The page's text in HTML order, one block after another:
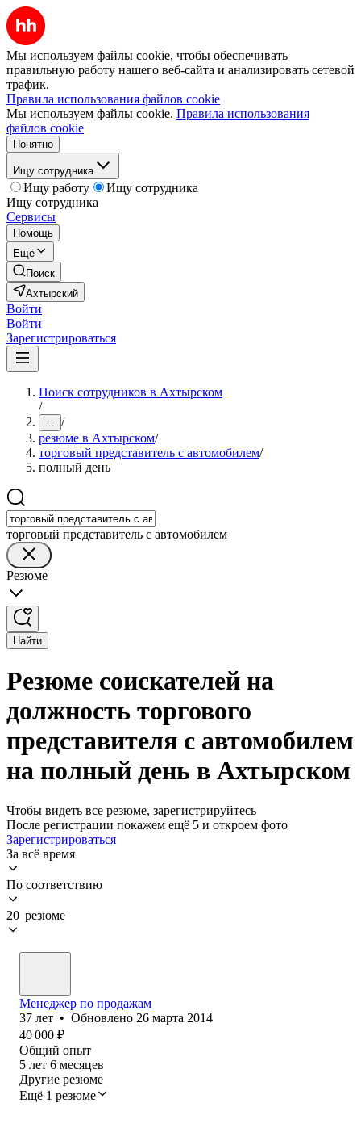
Мы используем файлы cookie, чтобы обеспечивать
правильную работу нашего веб-сайта и анализировать сетевой
трафик.
Правила использования файлов cookie
Мы используем файлы cookie. Правила использования
файлов cookie
Понятно
Ищу сотрудника
Ищу работу
Ищу сотрудника
Ищу сотрудника
Сервисы
Помощь
Ещё
Поиск
Ахтырский
Войти
Войти
Зарегистрироваться
Поиск сотрудников в Ахтырском
/
... /
резюме в Ахтырском/
торговый представитель с автомобилем/
полный день
торговый представитель с автомобилем
Резюме
Найти
Резюме соискателей на
должность торгового
представителя с автомобилем
на полный день в Ахтырском
Чтобы видеть все резюме, зарегистрируйтесь
После регистрации покажем ещё 5 и откроем фото
Зарегистрироваться
За всё время
По соответствию
20 резюме
Менеджер по продажам
37 лет • Обновлено 26 марта 2014
40 000 ₽
Общий опыт
5 лет 6 месяцев
Другие резюме
Ещё 1 резюме